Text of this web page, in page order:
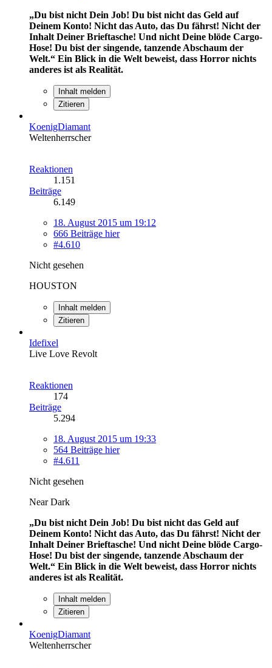
„Du bist nicht Dein Job! Du bist nicht das Geld auf
Deinem Konto! Nicht das Auto, das Du fährst! Nicht der
Inhalt Deiner Brieftasche! Und nicht Deine blöde Cargo-
Hose! Du bist der singende, tanzende Abschaum der
Welt.“ Ein Blick in die Welt beweist, dass Horror nichts
anderes ist als Realität.
Inhalt melden
Zitieren
KoenigDiamant
Weltenherrscher
Reaktionen
1.151
Beiträge
6.149
18. August 2015 um 19:12
666 Beiträge hier
#4.610
Nicht gesehen
HOUSTON
Inhalt melden
Zitieren
Idefixel
Live Love Revolt
Reaktionen
174
Beiträge
5.294
18. August 2015 um 19:33
564 Beiträge hier
#4.611
Nicht gesehen
Near Dark
„Du bist nicht Dein Job! Du bist nicht das Geld auf
Deinem Konto! Nicht das Auto, das Du fährst! Nicht der
Inhalt Deiner Brieftasche! Und nicht Deine blöde Cargo-
Hose! Du bist der singende, tanzende Abschaum der
Welt.“ Ein Blick in die Welt beweist, dass Horror nichts
anderes ist als Realität.
Inhalt melden
Zitieren
KoenigDiamant
Weltenherrscher